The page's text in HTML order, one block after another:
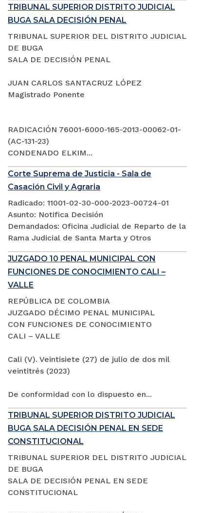
TRIBUNAL SUPERIOR DISTRITO JUDICIAL
BUGA SALA DECISIÓN PENAL
TRIBUNAL SUPERIOR DEL DISTRITO JUDICIAL
DE BUGA
SALA DE DECISIÓN PENAL
JUAN CARLOS SANTACRUZ LÓPEZ
Magistrado Ponente
RADICACIÓN 76001-6000-165-2013-00062-01-
(AC-131-23)
CONDENADO ELKIM...
Corte Suprema de Justicia - Sala de
Casación Civil y Agraria
Radicado: 11001-02-30-000-2023-00724-01
Asunto: Notifica Decisión
Demandados: Oficina Judicial de Reparto de la
Rama Judicial de Santa Marta y Otros
JUZGADO 10 PENAL MUNICIPAL CON
FUNCIONES DE CONOCIMIENTO CALI –
VALLE
REPÚBLICA DE COLOMBIA
JUZGADO DÉCIMO PENAL MUNICIPAL
CON FUNCIONES DE CONOCIMIENTO
CALI – VALLE
Cali (V). Veintisiete (27) de julio de dos mil
veintitrés (2023)
De conformidad con lo dispuesto en...
TRIBUNAL SUPERIOR DISTRITO JUDICIAL
BUGA SALA DECISIÓN PENAL EN SEDE
CONSTITUCIONAL
TRIBUNAL SUPERIOR DEL DISTRITO JUDICIAL
DE BUGA
SALA DE DECISIÓN PENAL EN SEDE
CONSTITUCIONAL